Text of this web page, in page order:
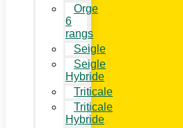
Orge
6
rangs
Seigle
Seigle
Hybride
Triticale
Triticale
Hybride